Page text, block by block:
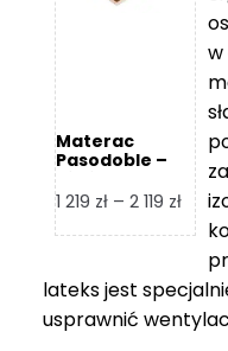
Materac
Pasodoble –
1 219 zł – 2 119 zł
cen:
1
219 zł
do
w
lateks jest
usprawnić